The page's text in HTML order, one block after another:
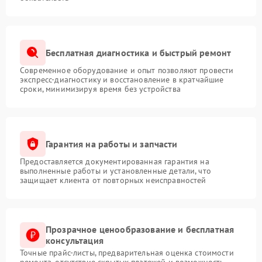
будет предоставлять достоверные данные в систему
своевременного оповещения о любых отклонениях
в работе. Доверяя сервис APC профессионалам, вы
исключаете риск повторного выхода из строя
контроллера мониторинга.
Бесплатная диагностика и быстрый ремонт
Современное оборудование и опыт позволяют провести
экспресс-диагностику и восстановление в кратчайшие
сроки, минимизируя время без устройства
Гарантия на работы и запчасти
Предоставляется документированная гарантия на
выполненные работы и установленные детали, что
защищает клиента от повторных неисправностей
Прозрачное ценообразование и бесплатная
консультация
Точные прайс-листы, предварительная оценка стоимости